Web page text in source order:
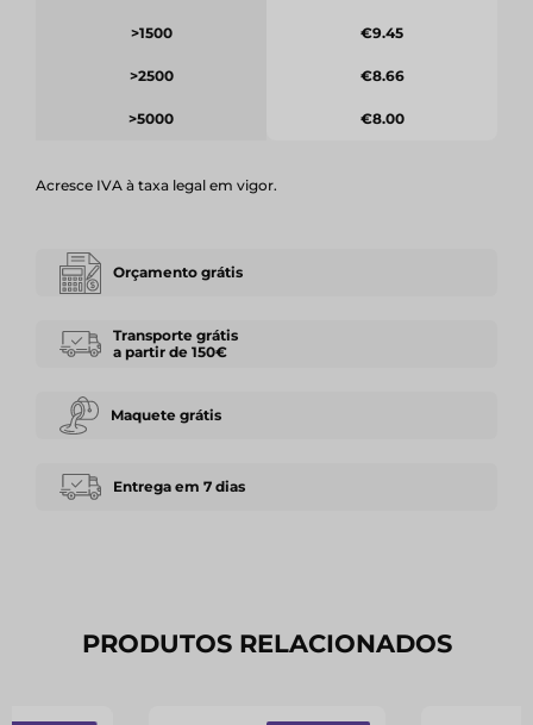
>1500
>2500
>5000
€9.45
€8.66
€8.00
Acresce IVA à taxa legal em vigor.
Orçamento grátis
Transporte grátis
a partir de 150€
Maquete grátis
Entrega em 7 dias
PRODUTOS RELACIONADOS